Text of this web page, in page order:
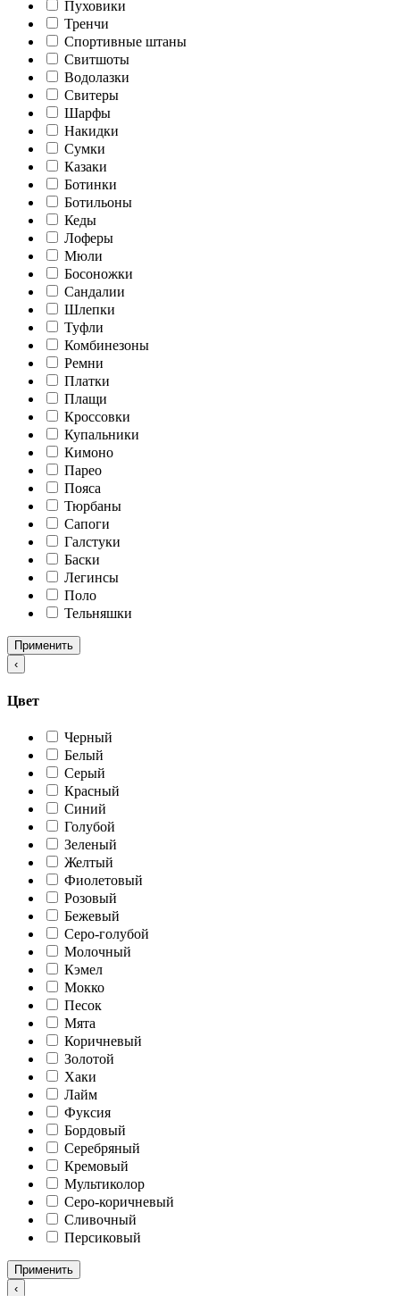
Пуховики
Тренчи
Спортивные штаны
Свитшоты
Водолазки
Свитеры
Шарфы
Накидки
Сумки
Казаки
Ботинки
Ботильоны
Кеды
Лоферы
Мюли
Босоножки
Сандалии
Шлепки
Туфли
Комбинезоны
Ремни
Платки
Плащи
Кроссовки
Купальники
Кимоно
Парео
Пояса
Тюрбаны
Сапоги
Галстуки
Баски
Легинсы
Поло
Тельняшки
Применить
‹
Цвет
Черный
Белый
Серый
Красный
Синий
Голубой
Зеленый
Желтый
Фиолетовый
Розовый
Бежевый
Серо-голубой
Молочный
Кэмел
Мокко
Песок
Мята
Коричневый
Золотой
Хаки
Лайм
Фуксия
Бордовый
Серебряный
Кремовый
Мультиколор
Серо-коричневый
Сливочный
Персиковый
Применить
‹